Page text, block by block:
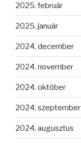
2025. február
2025. január
2024. december
2024. november
2024. október
2024. szeptember
2024. augusztus